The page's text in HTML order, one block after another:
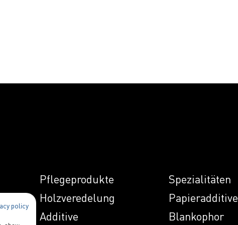
Pflegeprodukte
Holzveredelung
Additive
Spezialitäten
Papieradditive
Blankophor
policy